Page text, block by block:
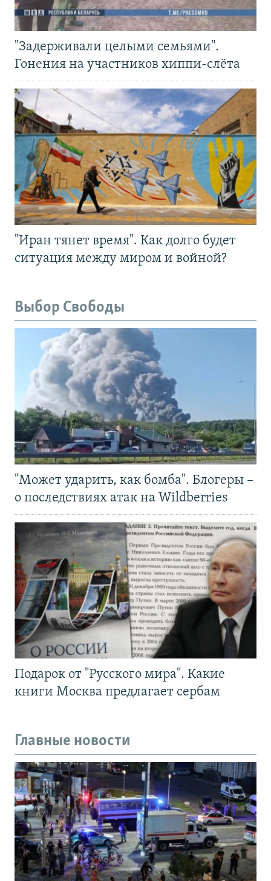
"Задерживали целыми семьями".
Гонения на участников хиппи-слёта
"Иран тянет время". Как долго будет
ситуация между миром и войной?
Выбор Свободы
"Может ударить, как бомба". Блогеры –
о последствиях атак на Wildberries
Подарок от "Русского мира". Какие
книги Москва предлагает сербам
Главные новости